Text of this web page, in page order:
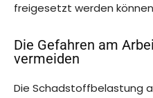
freigesetzt werden
Die Gefahren am
vermeiden
Die Schadstoffbelastung